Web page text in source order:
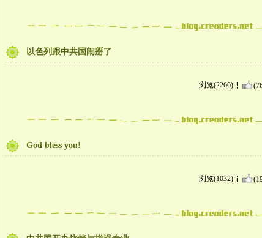
以色列跟中共国闹掰了
浏览(2266)
God bless you!
浏览(1032)